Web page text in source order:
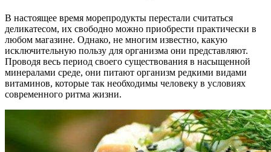
В настоящее время морепродукты перестали считаться
деликатесом, их свободно можно приобрести практически в
любом магазине. Однако, не многим известно, какую
исключительную пользу для организма они представляют.
Проводя весь период своего существования в насыщенной
минералами среде, они питают организм редкими видами
витаминов, которые так необходимы человеку в условиях
современного ритма жизни.